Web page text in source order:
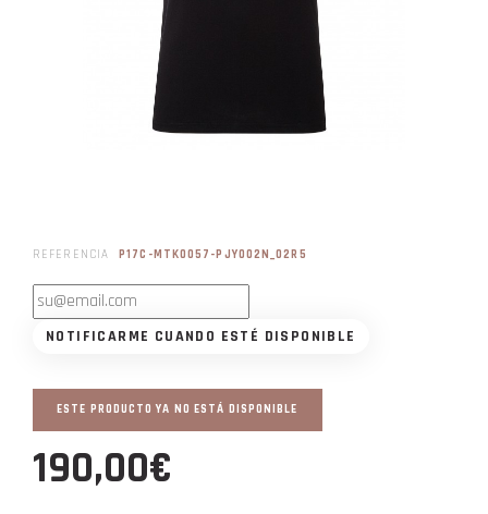
REFERENCIA P17C-MTK0057-PJY002N_02R5
NOTIFICARME CUANDO ESTÉ DISPONIBLE
ESTE PRODUCTO YA NO ESTÁ DISPONIBLE
190,00€